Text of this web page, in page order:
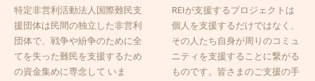
特定非営利活動法人国際難民支
援団体は民間の独立した非営利
団体で、戦争や紛争のために全
てを失った難民を支援するため
の資金集めに専念して いま
REIが支援するプロジェクトは
個人を支援するだけではなく、
その人たち自身が周りのコミュ
ニティを支援することに繋がる
ものです。皆さまのご支援の手